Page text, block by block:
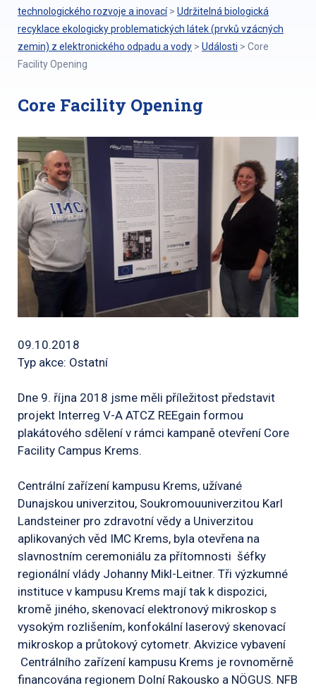
technologického rozvoje a inovací > Udržitelná biologická
recyklace ekologicky problematických látek (prvků vzácných
zemin) z elektronického odpadu a vody > Události > Core
Facility Opening
Core Facility Opening
09.10.2018
Typ akce: Ostatní
Dne 9. října 2018 jsme měli příležitost představit
projekt Interreg V-A ATCZ REEgain formou
plakátového sdělení v rámci kampaně otevření Core
Facility Campus Krems.
Centrální zařízení kampusu Krems, užívané
Dunajskou univerzitou, Soukromouuniverzitou Karl
Landsteiner pro zdravotní vědy a Univerzitou
aplikovaných věd IMC Krems, byla otevřena na
slavnostním ceremoniálu za přítomnosti šéfky
regionální vlády Johanny Mikl-Leitner. Tři výzkumné
instituce v kampusu Krems mají tak k dispozici,
kromě jiného, skenovací elektronový mikroskop s
vysokým rozlišením, konfokální laserový skenovací
mikroskop a průtokový cytometr. Akvizice vybavení
Centrálního zařízení kampusu Krems je rovnoměrně
financována regionem Dolní Rakousko a NÖGUS. NFB